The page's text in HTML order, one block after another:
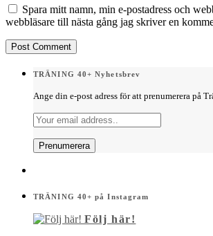
Spara mitt namn, min e-postadress och
webbläsare till nästa gång jag skriver en
TRÄNING 40+ Nyhetsbrev
Ange din e-post adress för att prenumerera på
TRÄNING 40+ på Instagram
Följ här!